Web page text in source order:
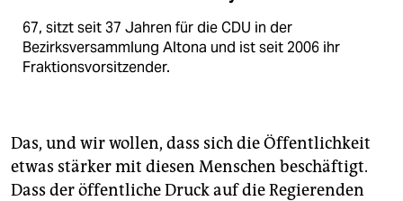
67, sitzt seit 37 Jahren für die CDU in der
Bezirksversammlung Altona und ist seit 2006 ihr
Fraktionsvorsitzender.
Das, und wir wollen, dass sich die Öffentlichkeit
etwas stärker mit diesen Menschen beschäftigt.
Dass der öffentliche Druck auf die Regierenden